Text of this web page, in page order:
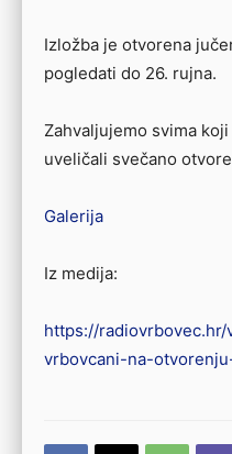
Izložba je otvorena
pogledati do 26. rujna.
Zahvaljujemo svima
uveličali svečano
Galerija
Iz medija:
https://
vrbovcani-na-